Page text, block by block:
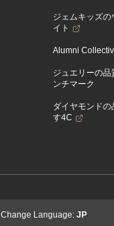
ジェムキッズの
イト
Alumni
ジュエリーの品
ンチマーク
ダイヤモンドの
す4C
Change Language: JP